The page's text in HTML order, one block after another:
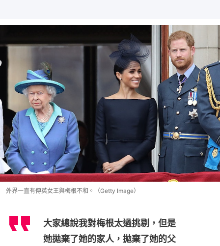
外界一直有傳英女王與梅根不和。（Getty Image）
大家總說我對梅根太過挑剔，但是
她拋棄了她的家人，拋棄了她的父